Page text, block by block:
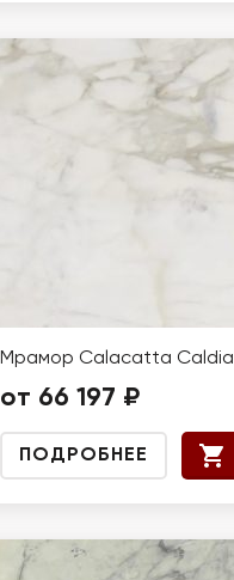
Мрамор Calacatta Caldia
от 66 197 ₽
ПОДРОБНЕЕ